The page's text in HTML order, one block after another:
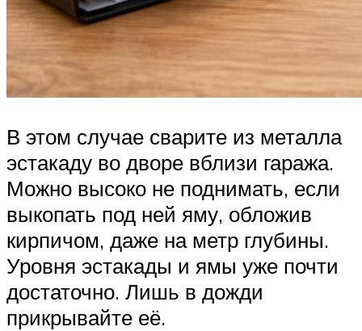
В этом случае сварите из металла
эстакаду во дворе вблизи гаража.
Можно высоко не поднимать, если
выкопать под ней яму, обложив
кирпичом, даже на метр глубины.
Уровня эстакады и ямы уже почти
достаточно. Лишь в дожди
прикрывайте её.